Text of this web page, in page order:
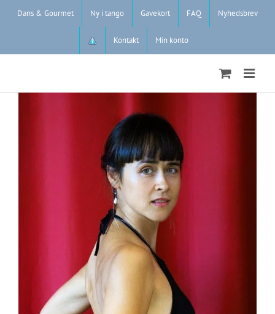
Dans & Gourmet Ny i tango Gavekort FAQ Nyhedsbrev
Kontakt Min konto